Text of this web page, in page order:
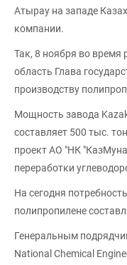
Атырау на западе
компании.
Так, 8 ноября во время
область Глава
производству
Мощность завода
составляет 500 тыс.
проект АО "НК
переработки
На сегодня
полипропилене
Генеральным
National Chemical